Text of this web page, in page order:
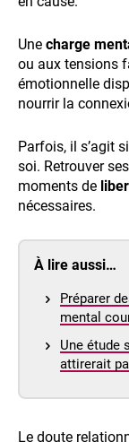
Une charge
ou aux tensions
émotionnelle
nourrir la
Parfois, il s’agit
soi. Retrouver
moments de
nécessaires.
À lire aussi…
Préparer
mental
Une étude
attirerait
Le doute